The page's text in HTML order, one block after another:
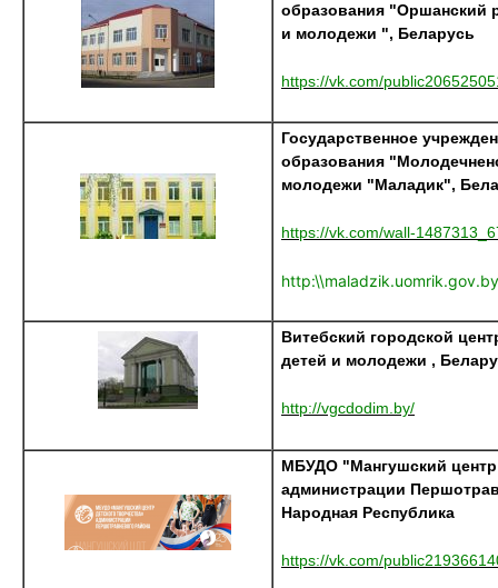
образования "Оршанский
и молодежи ", Беларусь
https://vk.com/
Государственное
образования
молодежи "Маладик",
https://vk.com/wall-
http:\\maladzik.uomrik.gov.by
Витебский городской
детей и молодежи ,
http://vgcdodim.by/
МБУДО "Мангушский центр
администрации
Народная Республика
https://vk.com/